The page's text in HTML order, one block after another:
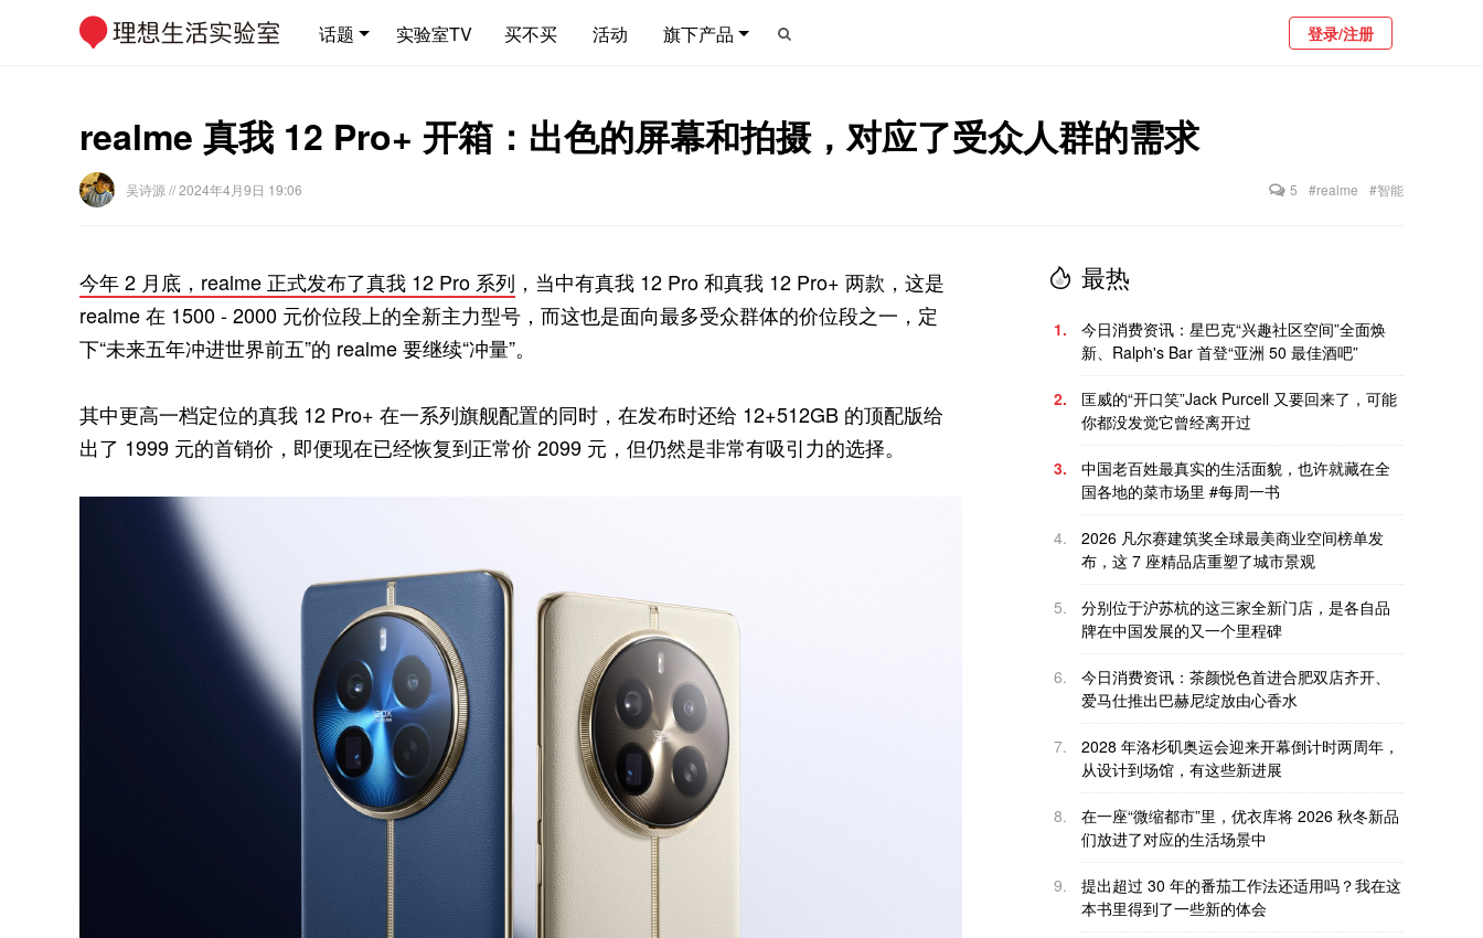
话题 实验室TV 买不买 活动 旗下产品 登录/注册
realme 真我 12 Pro+ 开箱：出色的屏幕和拍摄，对应了受众人群的需求
吴诗源 // 2024年4月9日 19:06 5 #realme #智能
今年 2 月底，realme 正式发布了真我 12 Pro 系列 ，当中有真我 12 Pro 和真我 12 Pro+ 两款，这是
realme 在 1500 - 2000 元价位段上的全新主力型号，而这也是面向最多受众群体的价位段之一，定
下“未来五年冲进世界前五”的 realme 要继续“冲量”。
其中更高一档定位的真我 12 Pro+ 在一系列旗舰配置的同时，在发布时还给 12+512GB 的顶配版给
出了 1999 元的首销价，即便现在已经恢复到正常价 2099 元，但仍然是非常有吸引力的选择。
最热
1.
今日消费资讯：星巴克“兴趣社区空间”全面焕
新、Ralph's Bar 首登“亚洲 50 最佳酒吧”
2.
匡威的“开口笑”Jack Purcell 又要回来了，可能
你都没发觉它曾经离开过
3.
中国老百姓最真实的生活面貌，也许就藏在全
国各地的菜市场里 #每周一书
4.
2026 凡尔赛建筑奖全球最美商业空间榜单发
布，这 7 座精品店重塑了城市景观
5.
分别位于沪苏杭的这三家全新门店，是各自品
牌在中国发展的又一个里程碑
6.
今日消费资讯：茶颜悦色首进合肥双店齐开、
爱马仕推出巴赫尼绽放由心香水
7.
2028 年洛杉矶奥运会迎来开幕倒计时两周年，
从设计到场馆，有这些新进展
8.
在一座“微缩都市”里，优衣库将 2026 秋冬新品
们放进了对应的生活场景中
9.
提出超过 30 年的番茄工作法还适用吗？我在这
本书里得到了一些新的体会